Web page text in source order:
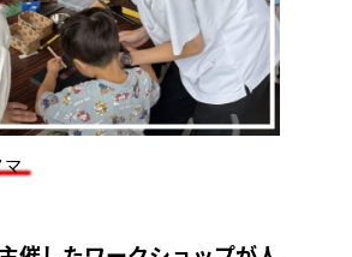
マ